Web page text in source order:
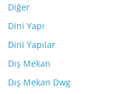
Diğer
Dini Yapı
Dini Yapılar
Dış Mekan
Dış Mekan Dwg